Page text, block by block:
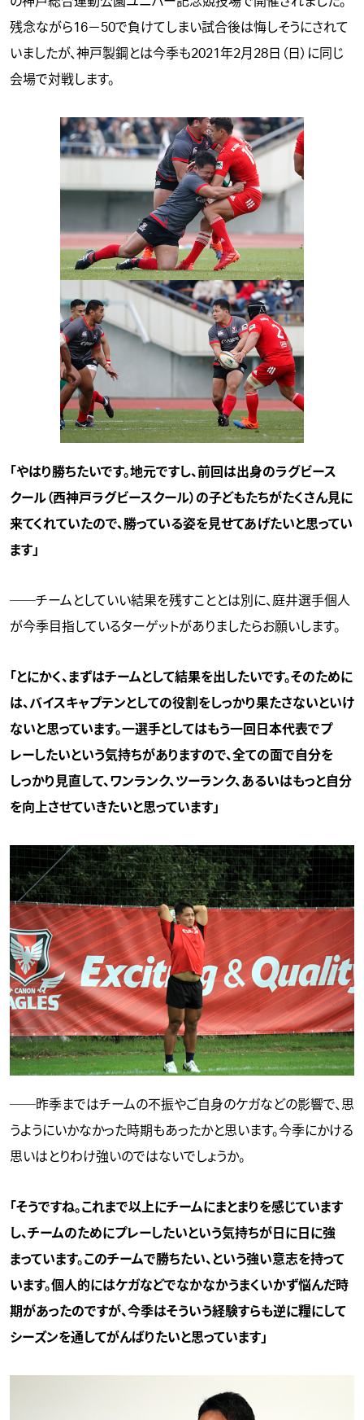
残念ながら16－50で負けてしまい試合後は悔しそうにされて
いましたが、神戸製鋼とは今季も2021年2月28日（日）に同じ
会場で対戦します。
「やはり勝ちたいです。地元ですし、前回は出身のラグビース
クール（西神戸ラグビースクール）の子どもたちがたくさん見に
来てくれていたので、勝っている姿を見せてあげたいと思ってい
ます」
──チームとしていい結果を残すこととは別に、庭井選手個人
が今季目指しているターゲットがありましたらお願いします。
「とにかく、まずはチームとして結果を出したいです。そのために
は、バイスキャプテンとしての役割をしっかり果たさないといけ
ないと思っています。一選手としてはもう一回日本代表でプ
レーしたいという気持ちがありますので、全ての面で自分を
しっかり見直して、ワンランク、ツーランク、あるいはもっと自分
を向上させていきたいと思っています」
──昨季まではチームの不振やご自身のケガなどの影響で、思
うようにいかなかった時期もあったかと思います。今季にかける
思いはとりわけ強いのではないでしょうか。
「そうですね。これまで以上にチームにまとまりを感じています
し、チームのためにプレーしたいという気持ちが日に日に強
まっています。このチームで勝ちたい、という強い意志を持って
います。個人的にはケガなどでなかなかうまくいかず悩んだ時
期があったのですが、今季はそういう経験すらも逆に糧にして
シーズンを通してがんばりたいと思っています」